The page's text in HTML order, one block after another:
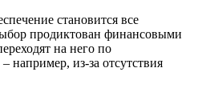
становится все
продиктован финансовыми
на него по
например, из-за отсутствия